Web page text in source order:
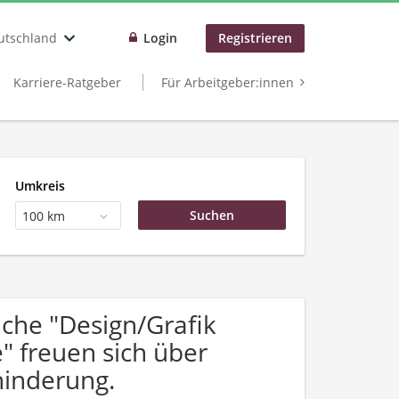
Login Registrieren
Karriere-Ratgeber Für Arbeitgeber:innen
Umkreis
100 km
"Design/Grafik
freuen sich über